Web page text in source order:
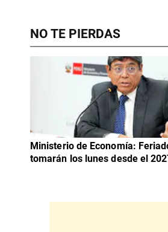
NO TE PIERDAS
Ministerio de Economía:
tomarán los lunes desde el